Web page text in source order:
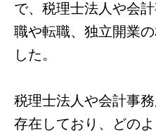
で、税理士法人や会
職や転職、独立開業
した。
税理士法人や会計事
存在しており、どの